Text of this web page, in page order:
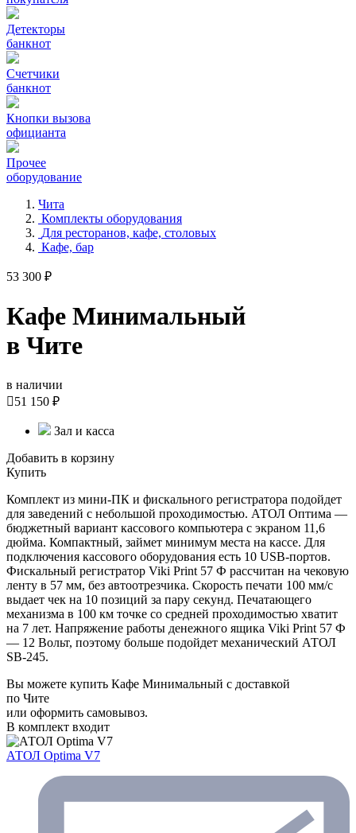
Детекторы
банкнот
Счетчики
банкнот
Кнопки вызова
официанта
Прочее
оборудование
Чита
Комплекты оборудования
Для ресторанов, кафе, столовых
Кафе, бар
53 300 ₽
Кафе Минимальный
в Чите
в наличии
51 150 ₽
Зал и касса
Добавить в корзину
Купить
Комплект из мини-ПК и фискального регистратора подойдет
для заведений с небольшой проходимостью. АТОЛ Оптима —
бюджетный вариант кассового компьютера с экраном 11,6
дюйма. Компактный, займет минимум места на кассе. Для
подключения кассового оборудования есть 10 USB-портов.
Фискальный регистратор Viki Print 57 Ф рассчитан на чековую
ленту в 57 мм, без автоотрезчика. Скорость печати 100 мм/с
выдает чек на 10 позиций за пару секунд. Печатающего
механизма в 100 км точке со средней проходимостью хватит
на 7 лет. Напряжение работы денежного ящика Viki Print 57 Ф
— 12 Вольт, поэтому больше подойдет механический АТОЛ
SB-245.
Вы можете купить Кафе Минимальный с доставкой
по Чите
или оформить самовывоз.
В комплект входит
АТОЛ Optima V7